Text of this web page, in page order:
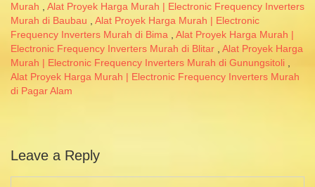
Murah , Alat Proyek Harga Murah | Electronic Frequency Inverters
Murah di Baubau , Alat Proyek Harga Murah | Electronic
Frequency Inverters Murah di Bima , Alat Proyek Harga Murah |
Electronic Frequency Inverters Murah di Blitar , Alat Proyek Harga
Murah | Electronic Frequency Inverters Murah di Gunungsitoli ,
Alat Proyek Harga Murah | Electronic Frequency Inverters Murah
di Pagar Alam
Leave a Reply